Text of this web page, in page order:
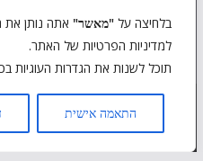
בלחיצה על "מאשר" אתה נותן את
למדיניות הפרטיות של האתר.
תוכל לשנות את הגדרות העוגיות
התאמה אישית
Submit